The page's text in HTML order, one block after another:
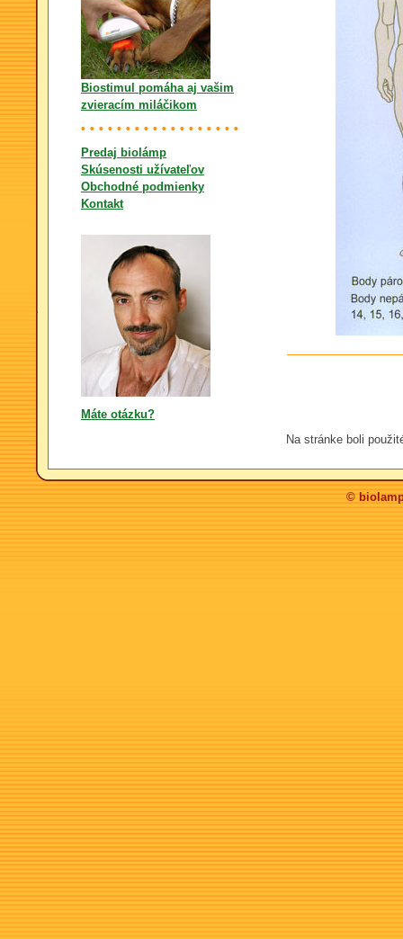
Biostimul pomáha aj vašim
zvieracím miláčikom
Predaj biolámp
Skúsenosti užívateľov
Obchodné podmienky
Kontakt
Máte otázku?
Na stránke boli
©